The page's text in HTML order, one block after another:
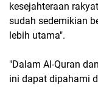
kesejahteraan
sudah sedemikian
lebih utama".
"Dalam Al-Quran
ini dapat dipahami